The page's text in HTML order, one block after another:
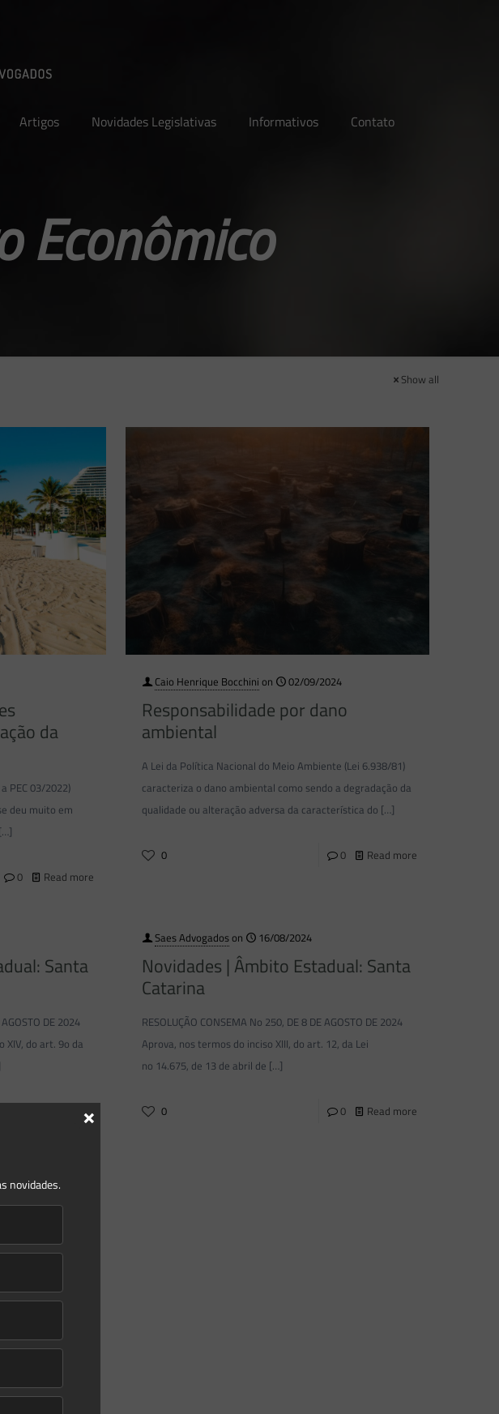
Artigos Novidades Legislativas Informativos Contato
Econômico
Show all
da
PEC 03/2022)
deu muito em
[…]
0 Read more
Caio Henrique Bocchini on 02/09/2024
Responsabilidade por dano
ambiental
A Lei da Política Nacional do Meio Ambiente (Lei 6.938/81)
caracteriza o dano ambiental como sendo a degradação da
qualidade ou alteração adversa da característica do […]
0 0 Read more
Santa
DE 2024
XIV, do art. 9o da
Read more
Saes Advogadoson 16/08/2024
Novidades | Âmbito Estadual: Santa
Catarina
RESOLUÇÃO CONSEMA No 250, DE 8 DE AGOSTO DE 2024
Aprova, nos termos do inciso XIII, do art. 12, da Lei
no 14.675, de 13 de abril de […]
0 0 Read more
novidades.
×